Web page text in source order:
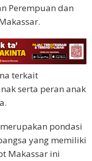
Perempuan dan
terkait
serta peran anak
pondasi
yang memiliki
Makassar ini